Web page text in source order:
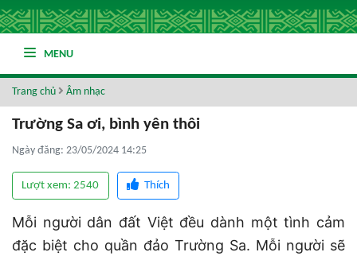
MENU
Trang chủ Âm nhạc
Trường Sa ơi, bình yên thôi
Ngày đăng: 23/05/2024 14:25
Lượt xem: 2540 Thích
Mỗi người dân đất Việt đều dành một tình cảm
đặc biệt cho quần đảo Trường Sa. Mỗi người sẽ